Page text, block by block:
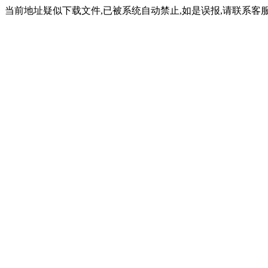
当前地址疑似下载文件,已被系统自动禁止,如是误报,请联系客